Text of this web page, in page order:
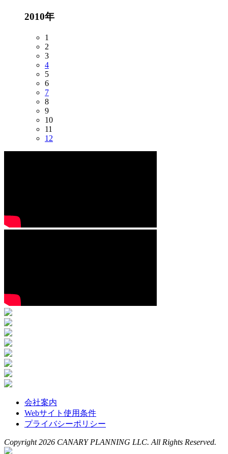
2010年
1
2
3
4
5
6
7
8
9
10
11
12
会社案内
Webサイト使用条件
プライバシーポリシー
Copyright 2026 CANARY PLANNING LLC. All Rights Reserved.